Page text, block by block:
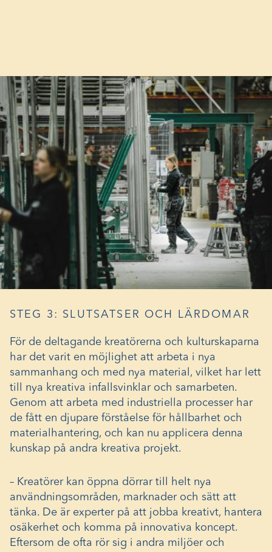
STEG 3: SLUTSATSER OCH LÄRDOMAR
För de deltagande kreatörerna och kulturskaparna
har det varit en möjlighet att arbeta i nya
sammanhang och med nya material, vilket har lett
till nya kreativa infallsvinklar och samarbeten.
Genom att arbeta med industriella processer har
de fått en djupare förståelse för hållbarhet och
materialhantering, och kan nu applicera denna
kunskap på andra kreativa projekt.
– Kreatörer kan öppna dörrar till helt nya
användningsområden, marknader och sätt att
tänka. De är experter på att jobba kreativt, hantera
osäkerhet och komma på innovativa koncept.
Eftersom de ofta rör sig i andra miljöer och